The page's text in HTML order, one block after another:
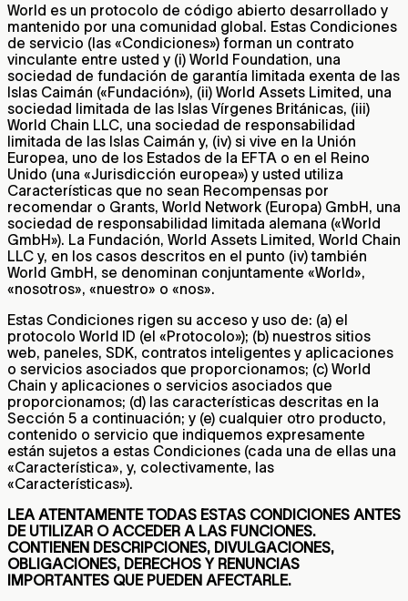
World es un protocolo de código abierto desarrollado y
mantenido por una comunidad global. Estas Condiciones
de servicio (las «Condiciones») forman un contrato
vinculante entre usted y (i) World Foundation, una
sociedad de fundación de garantía limitada exenta de las
Islas Caimán («Fundación»), (ii) World Assets Limited, una
sociedad limitada de las Islas Vírgenes Británicas, (iii)
World Chain LLC, una sociedad de responsabilidad
limitada de las Islas Caimán y, (iv) si vive en la Unión
Europea, uno de los Estados de la EFTA o en el Reino
Unido (una «Jurisdicción europea») y usted utiliza
Características que no sean Recompensas por
recomendar o Grants, World Network (Europa) GmbH, una
sociedad de responsabilidad limitada alemana («World
GmbH»). La Fundación, World Assets Limited, World Chain
LLC y, en los casos descritos en el punto (iv) también
World GmbH, se denominan conjuntamente «World»,
«nosotros», «nuestro» o «nos».
Estas Condiciones rigen su acceso y uso de: (a) el
protocolo World ID (el «Protocolo»); (b) nuestros sitios
web, paneles, SDK, contratos inteligentes y aplicaciones
o servicios asociados que proporcionamos; (c) World
Chain y aplicaciones o servicios asociados que
proporcionamos; (d) las características descritas en la
Sección 5 a continuación; y (e) cualquier otro producto,
contenido o servicio que indiquemos expresamente
están sujetos a estas Condiciones (cada una de ellas una
«Característica», y, colectivamente, las
«Características»).
LEA ATENTAMENTE TODAS ESTAS CONDICIONES ANTES
DE UTILIZAR O ACCEDER A LAS FUNCIONES.
CONTIENEN DESCRIPCIONES, DIVULGACIONES,
OBLIGACIONES, DERECHOS Y RENUNCIAS
IMPORTANTES QUE PUEDEN AFECTARLE.